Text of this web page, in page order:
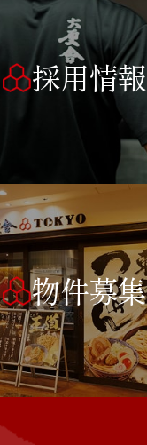
採用情報
物件募集